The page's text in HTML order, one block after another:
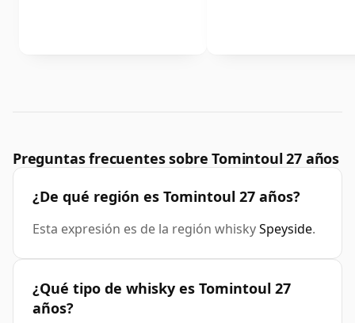
Preguntas frecuentes sobre Tomintoul 27 años
¿De qué región es Tomintoul 27 años?
Esta expresión es de la región whiskySpeyside.
¿Qué tipo de whisky es Tomintoul 27
años?